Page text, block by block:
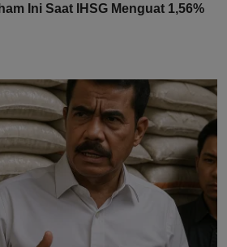
Ini Saat IHSG Menguat 1,56%